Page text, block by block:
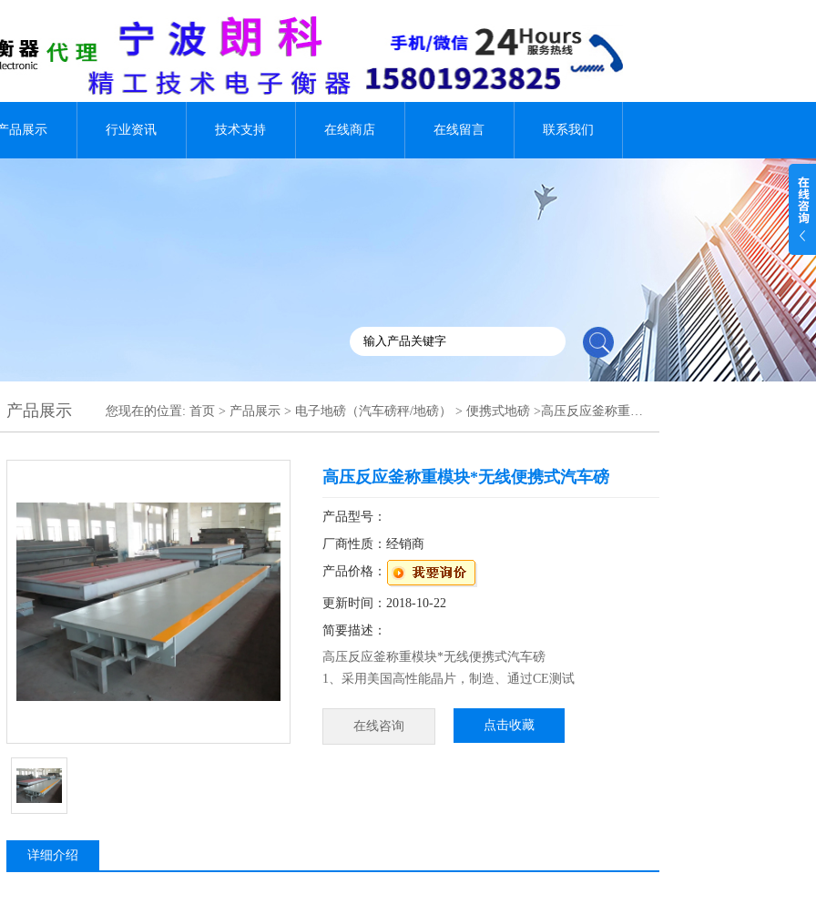
品展示 行业资讯 技术支持 在线商店 在线留言 联系我们
产品展示 您现在的位置: 首页 > 产品展示 > 电子地磅（汽车磅秤/地磅） > 便携式地磅 >高压反应釜称重模块*无线便携式汽车磅
高压反应釜称重模块*无线便携式汽车磅
产品型号：
厂商性质：经销商
产品价格：
更新时间：2018-10-22
简要描述：
高压反应釜称重模块*无线便携式汽车磅
1、采用美国高性能晶片，制造、通过CE测试
产品、肉食品、蔬菜等加工行业 3、外壳不锈刚材料制作，
美观、卫生、高档
在线咨询 点击收藏
详细介绍